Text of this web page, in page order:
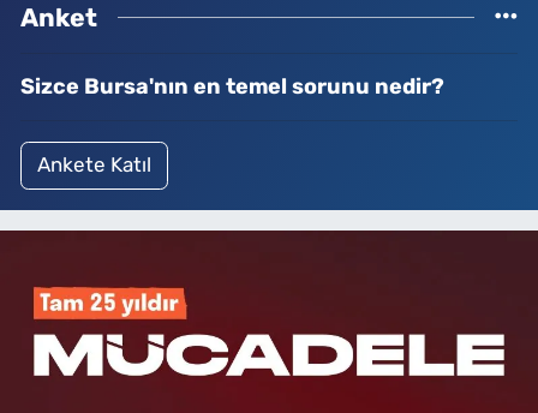
Anket
Sizce Bursa'nın en temel sorunu nedir?
Ankete Katıl